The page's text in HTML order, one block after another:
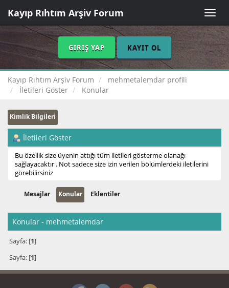
Toggle
Kayıp Rıhtım Arşiv Forum
GIRIŞ YAP KAYIT OL
Kayıp Rıhtım Arşiv Forum
mehmetalemdar profili
İletileri Göster
Konular
Kimlik Bilgileri
İletileri Göster
Bu özellik size üyenin attığı tüm iletileri gösterme olanağı
sağlayacaktır . Not sadece size izin verilen bölümlerdeki iletilerini
görebilirsiniz
Mesajlar Konular Eklentiler
Konular - mehmetalemdar
Sayfa: [1]
Sayfa: [1]